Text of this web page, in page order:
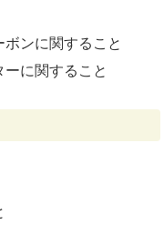
ンに関すること
に関すること